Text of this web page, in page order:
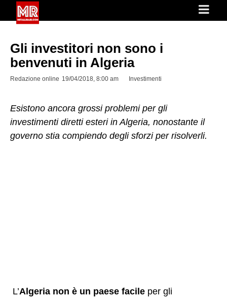
Gli investitori non sono i
benvenuti in Algeria
Redazione online 19/04/2018, 8:00 am Investimenti
Esistono ancora grossi problemi per gli
investimenti diretti esteri in Algeria, nonostante il
governo stia compiendo degli sforzi per risolverli.
L’Algeria non è un paese facile per gli